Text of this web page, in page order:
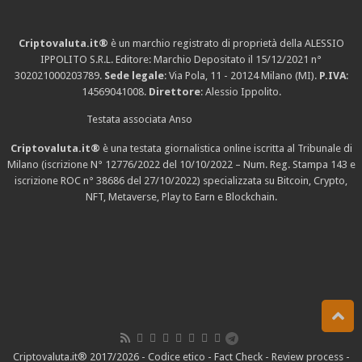
Criptovaluta.it® è un marchio registrato di proprietà della ALESSIO
IPPOLITO S.R.L. Editore: Marchio Depositato il 15/12/2021 n°
302021000203789. Sede legale: Via Pola, 11 - 20124 Milano (MI). P.IVA:
14569041008. Direttore: Alessio Ippolito.
Testata associata Anso
Criptovaluta.it® è una testata giornalistica online iscritta al Tribunale di
Milano (iscrizione N° 12776/2022 del 10/10/2022 – Num. Reg. Stampa 143 e
iscrizione ROC n° 38686 del 27/10/2022) specializzata su Bitcoin, Crypto,
NFT, Metaverse, Play to Earn e Blockchain.
Criptovaluta.it® 2017/2026 - Codice etico - Fact Check- Review process-